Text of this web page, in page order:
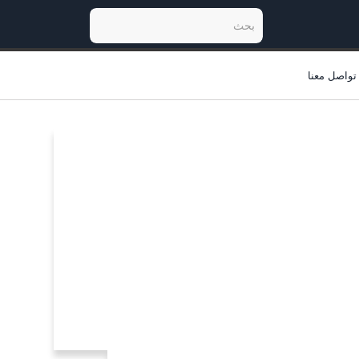
تواصل معنا